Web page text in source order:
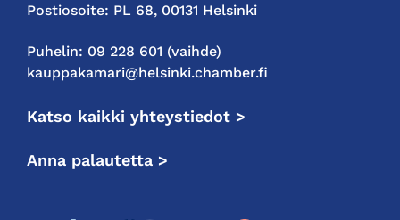
Postiosoite: PL 68, 00131 Helsinki
Puhelin: 09 228 601 (vaihde)
kauppakamari@helsinki.chamber.fi
Katso kaikki yhteystiedot >
Anna palautetta >